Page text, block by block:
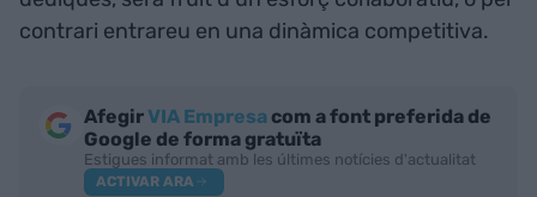
contrari entrareu en una dinàmica competitiva.
AfegirVIA Empresa com a font preferida de
Google de forma gratuïta
Estigues informat amb les últimes notícies d'actualitat
ACTIVAR ARA